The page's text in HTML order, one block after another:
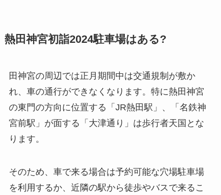
熱田神宮初詣2024駐車場はある?
田神宮の周辺では正月期間中は交通規制が敷か
れ、車の通行ができなくなります。特に熱田神宮
の東門の方向に位置する「JR熱田駅」、「名鉄神
宮前駅」が面する「大津通り」は歩行者天国とな
ります。
そのため、車で来る場合は予約可能な穴場駐車場
を利用するか、近隣の駅から徒歩やバスで来るこ